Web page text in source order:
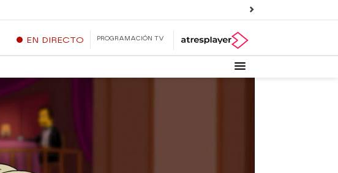
EN DIRECTO PROGRAMACIÓN TV